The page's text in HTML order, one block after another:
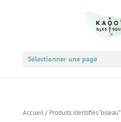
Sélectionner une page
Accueil/ Produits identifiés “oiseau”